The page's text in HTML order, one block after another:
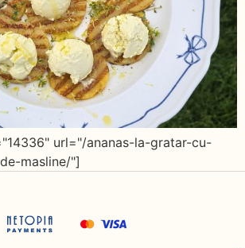
url="/ananas-la-gratar-cu-
masline/"]